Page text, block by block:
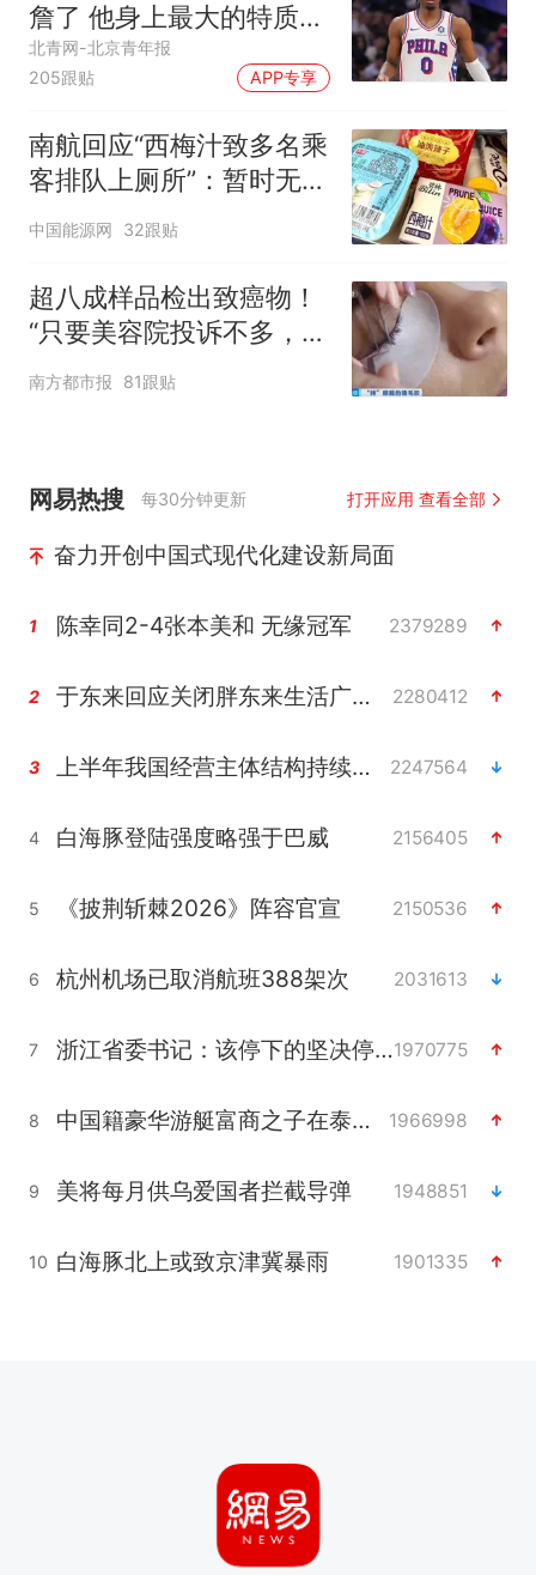
詹了 他身上最大的特质就
是谦逊
北青网-北京青年报
205跟贴
APP专享
南航回应“西梅汁致多名乘
客排队上厕所”：暂时无法
核查是否发放西梅汁
中国能源网 32跟贴
超八成样品检出致癌物！
“只要美容院投诉不多，店
家就不会更换产品”
南方都市报 81跟贴
网易热搜 每30分钟更新 打开应用 查看全部
奋力开创中国式现代化建设新局面
1 陈幸同2-4张本美和 无缘冠军 2379289
2 于东来回应关闭胖东来生活广场店 2280412
3 上半年我国经营主体结构持续优化 2247564
4 白海豚登陆强度略强于巴威 2156405
5 《披荆斩棘2026》阵容官宣 2150536
6 杭州机场已取消航班388架次 2031613
7 浙江省委书记：该停下的坚决停下来1970775
8 中国籍豪华游艇富商之子在泰国被杀 1966998
9 美将每月供乌爱国者拦截导弹 1948851
10 白海豚北上或致京津冀暴雨 1901335